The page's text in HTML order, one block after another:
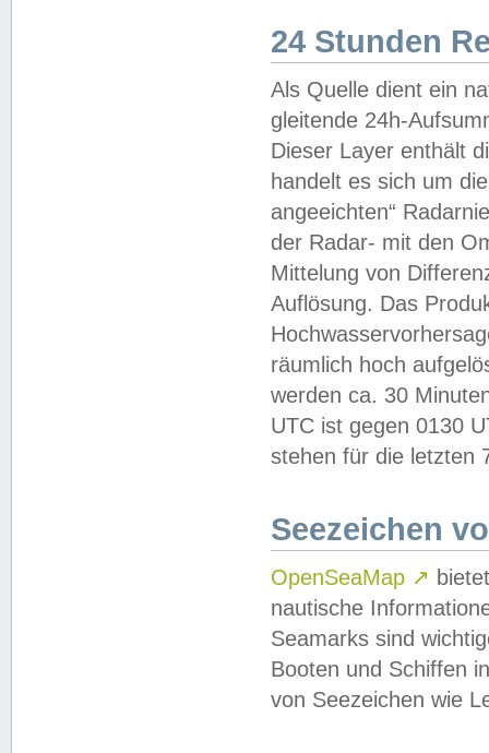
24 Stunden
Als Quelle dient ein
gleitende 24h-
Dieser Layer enthält
handelt es sich um
angeeichten“
der Radar- mit den
Mittelung von
Auflösung. Das
räumlich hoch
werden ca. 30
UTC ist gegen 0130
stehen für die letzten
Seezeichen
OpenSeaMap ↗
nautische
Seamarks sind
Booten und Schiffen
von Seezeichen wie